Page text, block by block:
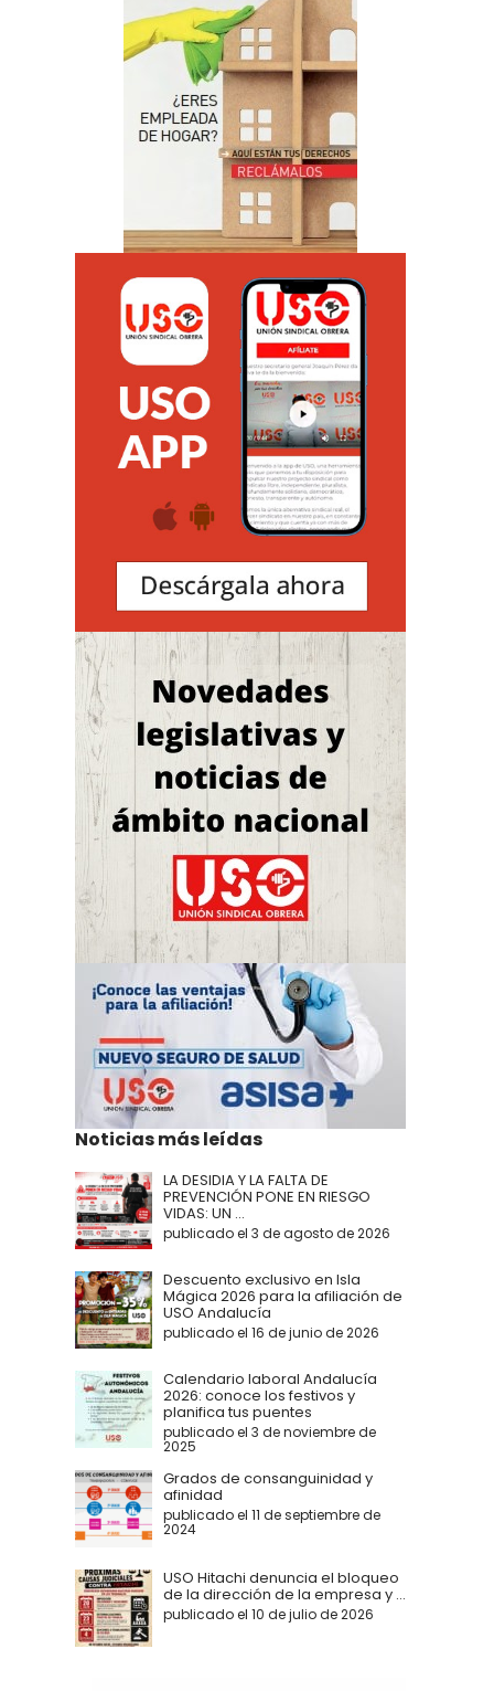
Noticias más leídas
LA DESIDIA Y LA FALTA DE
PREVENCIÓN PONE EN RIESGO
VIDAS: UN ...
publicado el 3 de agosto de 2026
Descuento exclusivo en Isla
Mágica 2026 para la afiliación de
USO Andalucía
publicado el 16 de junio de 2026
Calendario laboral Andalucía
2026: conoce los festivos y
planifica tus puentes
publicado el 3 de noviembre de
2025
Grados de consanguinidad y
afinidad
publicado el 11 de septiembre de
2024
USO Hitachi denuncia el bloqueo
de la dirección de la empresa y ...
publicado el 10 de julio de 2026